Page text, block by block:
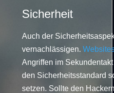
Sicherheit
Auch der
vernachlässigen.
Angriffen im
den Sicherheitsstandard
setzen. Sollte den